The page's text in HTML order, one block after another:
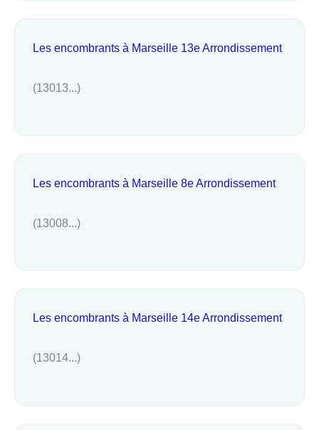
Les encombrants à Marseille 13e Arrondissement
(13013...)
Les encombrants à Marseille 8e Arrondissement
(13008...)
Les encombrants à Marseille 14e Arrondissement
(13014...)